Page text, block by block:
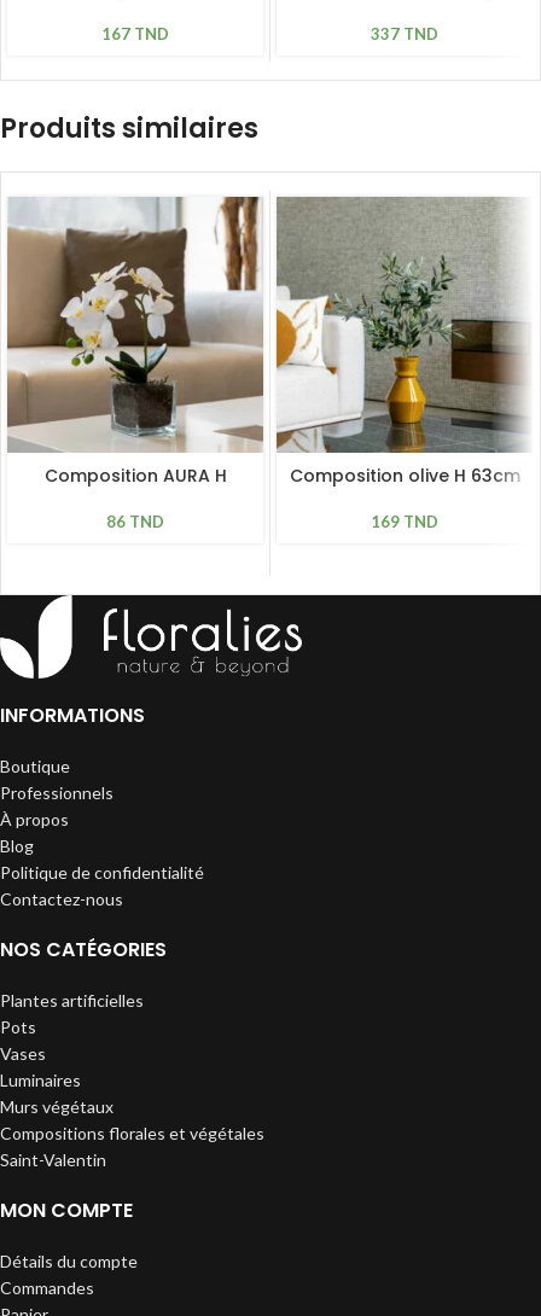
167 TND 337 TND
Produits similaires
Composition AURA H
86 TND
Composition olive H 63cm
169 TND
INFORMATIONS
Boutique
Professionnels
À propos
Blog
Politique de confidentialité
Contactez-nous
NOS CATÉGORIES
Plantes artificielles
Pots
Vases
Luminaires
Murs végétaux
Compositions florales et végétales
Saint-Valentin
MON COMPTE
Détails du compte
Commandes